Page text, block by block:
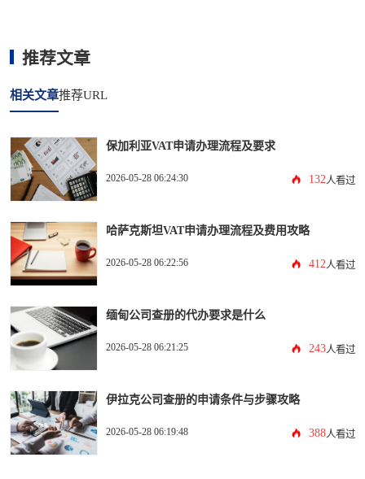
推荐文章
相关文章推荐URL
保加利亚VAT申请办理流程及要求
2026-05-28 06:24:30 132 人看过
哈萨克斯坦VAT申请办理流程及费用攻略
2026-05-28 06:22:56 412 人看过
缅甸公司查册的代办要求是什么
2026-05-28 06:21:25 243人看过
伊拉克公司查册的申请条件与步骤攻略
2026-05-28 06:19:48 388人看过